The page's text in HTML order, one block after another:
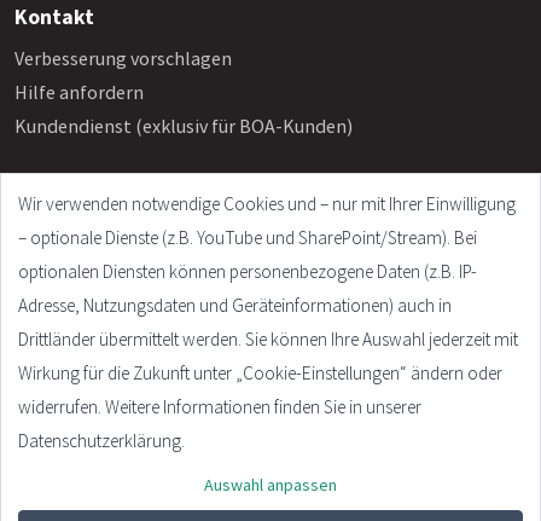
Kontakt
Verbesserung vorschlagen
Hilfe anfordern
Kundendienst (exklusiv für BOA-Kunden)
Info
Häufige Fragen
Impressum
AGB
Datenschutzerklärung
Cookie Settings
© 2026 - Plandata GmbH. All rights reserved.
Wir verwenden notwendige Cookies und – nur mit Ihrer Einwilligung
– optionale Dienste (z.B. YouTube und SharePoint/Stream). Bei
optionalen Diensten können personenbezogene Daten (z.B. IP-
Adresse, Nutzungsdaten und Geräteinformationen) auch in
Drittländer übermittelt werden. Sie können Ihre Auswahl jederzeit mit
Wirkung für die Zukunft unter „Cookie-Einstellungen“ ändern oder
widerrufen. Weitere Informationen finden Sie in unserer
Datenschutzerklärung.
Auswahl anpassen